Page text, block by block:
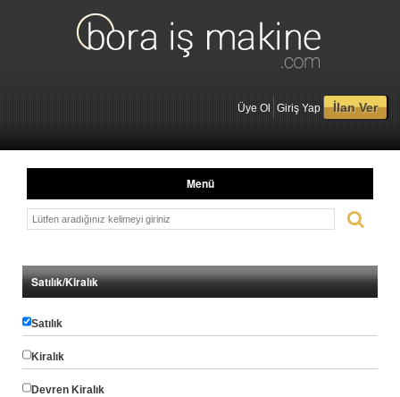
Üye Ol Giriş Yap İlan Ver
Menü
Satılık/Kiralık
Satılık
Kiralık
Devren Kiralık